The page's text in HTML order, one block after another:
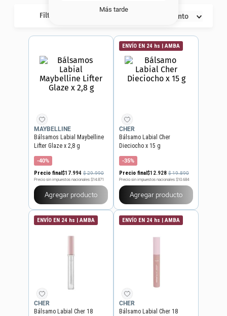
Más tarde
Filtros Descuento
MAYBELLINE
Bálsamos Labial Maybelline
Lifter Glaze x 2,8 g
-40%
Precio final$17.994 $29.990
Precio sin impuestos nacionales $14.871
Agregar producto
ENVÍO EN 24 hs | AMBA
CHER
Bálsamo Labial Cher
Dieciocho x 15 g
-35%
Precio final$12.928 $19.890
Precio sin impuestos nacionales $10.684
Agregar producto
ENVÍO EN 24 hs | AMBA
CHER
Bálsamo Labial Cher 18
ENVÍO EN 24 hs | AMBA
CHER
Bálsamo Labial Cher 18
serum
cher